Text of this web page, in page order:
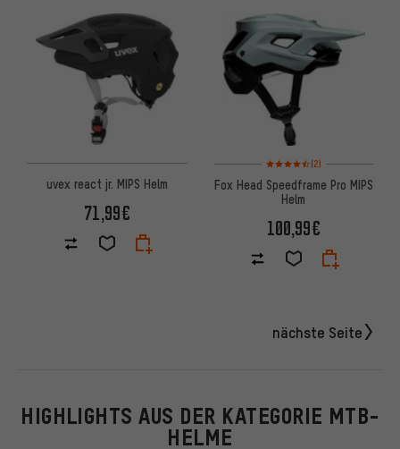
uvex react jr. MIPS Helm
71,99€
Bewertungen: 4,5 von 5
(2)
Fox Head Speedframe Pro MIPS
Helm
100,99€
nächste Seite
HIGHLIGHTS AUS DER KATEGORIE MTB-
HELME